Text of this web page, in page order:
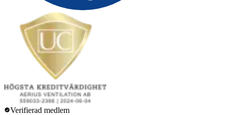
Verifierad medlem